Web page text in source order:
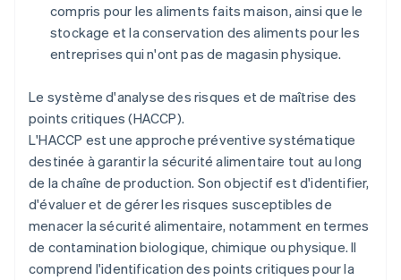
compris pour les aliments faits maison, ainsi que le
stockage et la conservation des aliments pour les
entreprises qui n'ont pas de magasin physique.
Le système d'analyse des risques et de maîtrise des
points critiques (HACCP).
L'HACCP est une approche préventive systématique
destinée à garantir la sécurité alimentaire tout au long
de la chaîne de production. Son objectif est d'identifier,
d'évaluer et de gérer les risques susceptibles de
menacer la sécurité alimentaire, notamment en termes
de contamination biologique, chimique ou physique. Il
comprend l'identification des points critiques pour la